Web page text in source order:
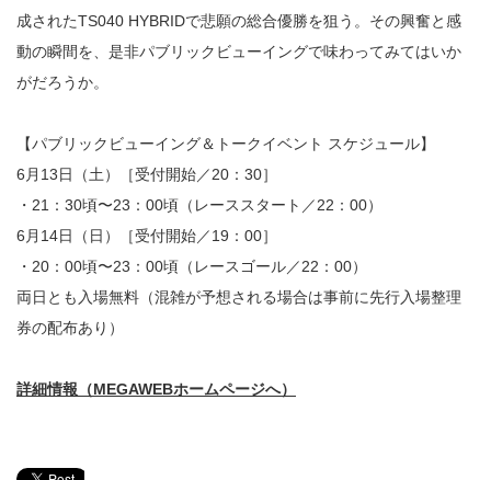
成されたTS040 HYBRIDで悲願の総合優勝を狙う。その興奮と感
動の瞬間を、是非パブリックビューイングで味わってみてはいか
がだろうか。
【パブリックビューイング＆トークイベント スケジュール】
6月13日（土）［受付開始／20：30］
・21：30頃〜23：00頃（レーススタート／22：00）
6月14日（日）［受付開始／19：00］
・20：00頃〜23：00頃（レースゴール／22：00）
両日とも入場無料（混雑が予想される場合は事前に先行入場整理
券の配布あり）
詳細情報（MEGAWEBホームページへ）